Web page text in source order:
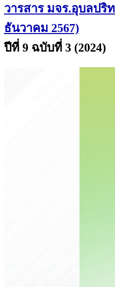
วารสาร มจร.อุบลปริ
ธันวาคม 2567)
ปีที่ 9 ฉบับที่ 3 (2024)